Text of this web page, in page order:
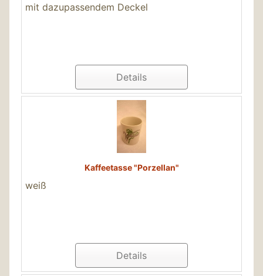
mit dazupassendem Deckel
Details
Kaffeetasse "Porzellan"
weiß
Details